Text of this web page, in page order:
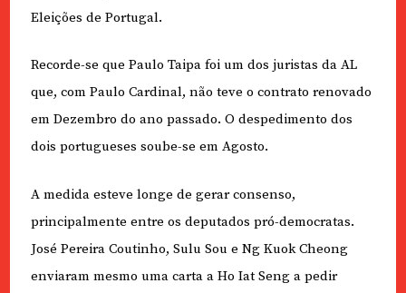
Eleições de Portugal.
Recorde-se que Paulo Taipa foi um dos juristas da AL
que, com Paulo Cardinal, não teve o contrato renovado
em Dezembro do ano passado. O despedimento dos
dois portugueses soube-se em Agosto.
A medida esteve longe de gerar consenso,
principalmente entre os deputados pró-democratas.
José Pereira Coutinho, Sulu Sou e Ng Kuok Cheong
enviaram mesmo uma carta a Ho Iat Seng a pedir